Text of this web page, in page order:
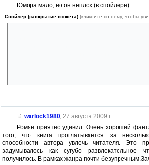
Юмора мало, но он неплох (в спойлере).
Спойлер (раскрытие сюжета) (кликните по нему, чтобы
warlock1980, 27 августа 2009 г.
Роман приятно удивил. Очень хороший
того, что книга проглатывается за
способности автора увлечь читателя. Это
задумывалось как сугубо
получилось. В рамках жанра почти